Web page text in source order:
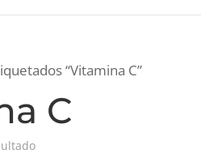
“Vitamina C”
C